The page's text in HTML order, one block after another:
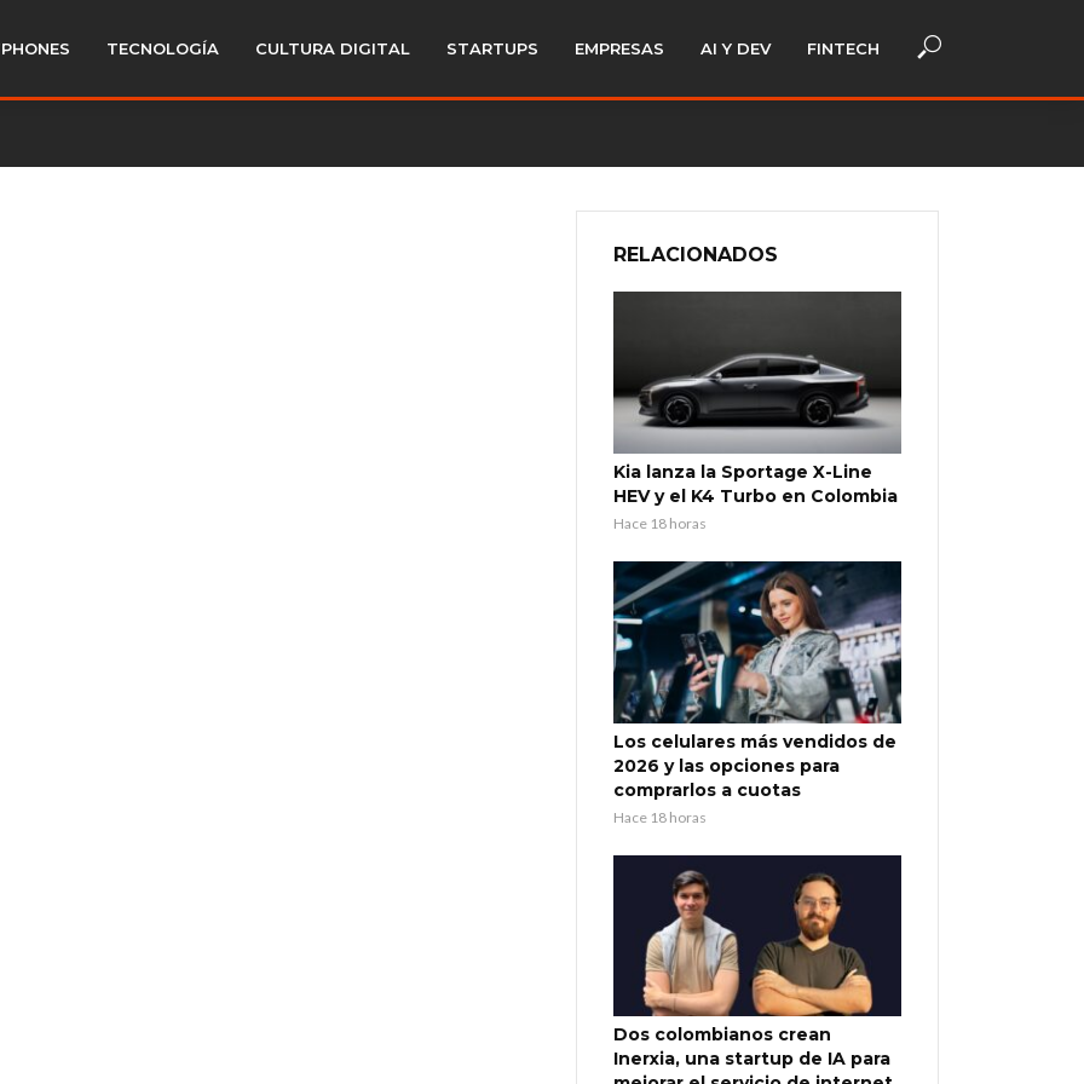
TECNOLOGÍA CULTURA DIGITAL STARTUPS EMPRESAS AI Y DEV FINTECH
RELACIONADOS
Kia lanza la Sportage X-Line
HEV y el K4 Turbo en Colombia
Hace 18 horas
Los celulares más vendidos de
2026 y las opciones para
comprarlos a cuotas
Hace 18 horas
Dos colombianos crean
Inerxia, una startup de IA para